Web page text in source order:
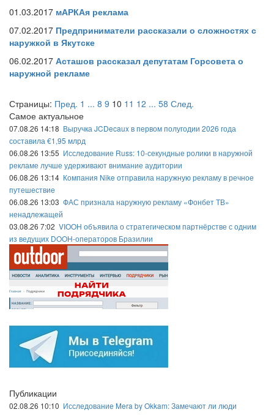
01.03.2017 мАРКАя реклама
07.02.2017 Предприниматели рассказали о сложностях с
наружкой в Якутске
06.02.2017 Асташов рассказал депутатам Горсовета о
наружной рекламе
Страницы: Пред. 1 ... 8 9 10 11 12 ... 58 След.
Самое актуальное
07.08.26 14:18 Выручка JCDecaux в первом полугодии 2026 года
составила €1,95 млрд
06.08.26 13:55 Исследование Russ: 10-секундные ролики в наружной
рекламе лучше удерживают внимание аудитории
06.08.26 13:14 Компания Nike отправила наружную рекламу в речное
путешествие
06.08.26 13:03 ФАС признала наружную рекламу «Фонбет ТВ»
ненадлежащей
03.08.26 7:02 VIOOH объявила о стратегическом партнёрстве с одним
из ведущих DOOH-операторов Бразилии
Публикации
02.08.26 10:10 Исследование Mera by Okkam: Замечают ли люди